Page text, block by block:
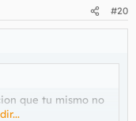
#20
que tu mismo no